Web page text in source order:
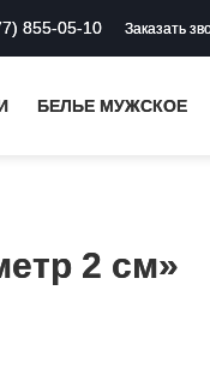
855-05-10 Заказать
БЕЛЬЕ МУЖСКОЕ
2 см»